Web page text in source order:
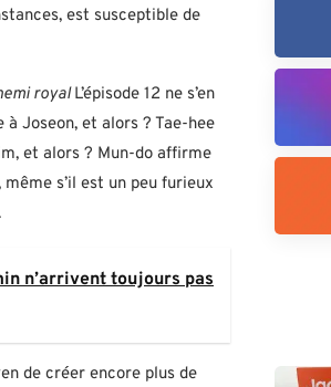
est susceptible de
royalL’épisode 12 ne s’en
Joseon, et alors ? Tae-hee
et alors ? Mun-do affirme
s’il est un peu furieux
n’arrivent toujours pas
de créer encore plus de